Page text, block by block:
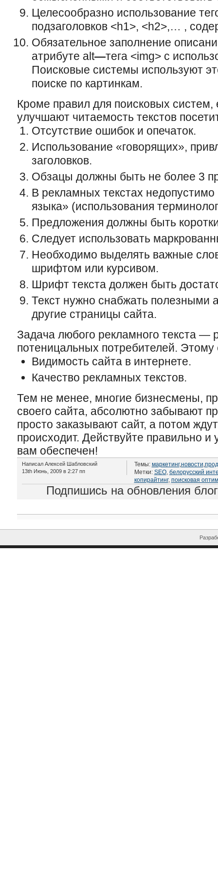
Целесообразно использование
подзаголовков <h1>, <h2>,… ,
Обязательное заполнение
атрибуте alt—тега <img> с
Поисковые системы используют
поиске по картинкам.
Кроме правил для поисковых систем,
улучшают читаемость текстов
Отсутствие ошибок и опечаток.
Использование «говорящих»,
заголовков.
Обзацы должны быть не более 3
В рекламных текстах недопустимо
языка» (использования
Предложения должны быть
Следует использовать
Необходимо выделять важные
шрифтом или курсивом.
Шрифт текста должен быть
Текст нужно снабжать полезными
другие страницы сайта.
Задача любого рекламного текста —
потеницальных потребителей.
Видимость сайта в интернете.
Качество рекламных текстов.
Тем не менее, многие бизнесмены,
своего сайта, абсолютно забывают
просто заказывают сайт, а потом
происходит. Действуйте правильно и
вам обеспечен!
Написал Алексей Шабловский
13th Июнь, 2009 в 2:27 пп
Темы: маркетинг,новости,
Метки: SEO, белорусский
копирайтинг, поисковая
Подпишись на обновления